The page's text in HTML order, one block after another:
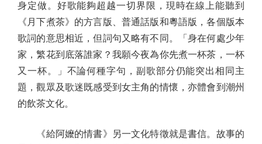
身定做。好歌能夠超越一切界限，現時在線上能聽到
《月下煮茶》的方言版、普通話版和粵語版，各個版本
歌詞的意思相近，但詞句又略有不同。「身在何處少年
家，繁花到底落誰家？我願今夜為你先煮一杯茶，一杯
又一杯。」不論何種字句，副歌部分仍能突出相同主
題，觀眾及歌迷既感受到女主角的情懷，亦體會到潮州
的飲茶文化。
《給阿嬤的情書》另一文化特徵就是書信。故事的